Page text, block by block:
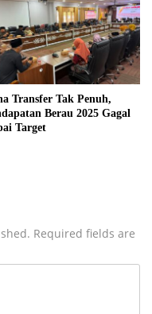
Transfer Tak Penuh,
Berau 2025 Gagal
Target
Required fields are